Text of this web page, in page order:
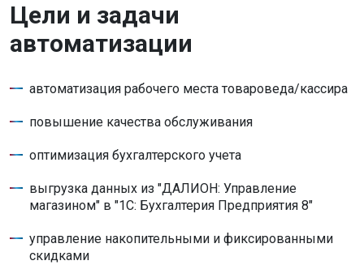
Цели и задачи
автоматизации
автоматизация рабочего места товароведа/кассира
повышение качества обслуживания
оптимизация бухгалтерского учета
выгрузка данных из "ДАЛИОН: Управление
магазином" в "1С: Бухгалтерия Предприятия 8"
управление накопительными и фиксированными
скидками